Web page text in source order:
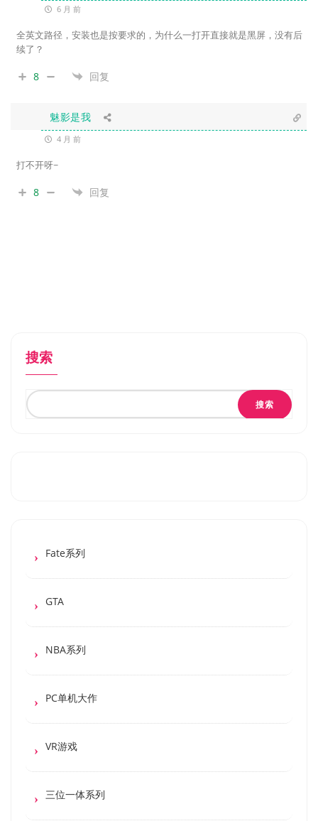
6 月 前
全英文路径，安装也是按要求的，为什么一打开直接就是黑屏，没有后
续了？
8 回复
魅影是我
4 月 前
打不开呀~
8 回复
搜索
搜索
Fate系列
GTA
NBA系列
PC单机大作
VR游戏
三位一体系列